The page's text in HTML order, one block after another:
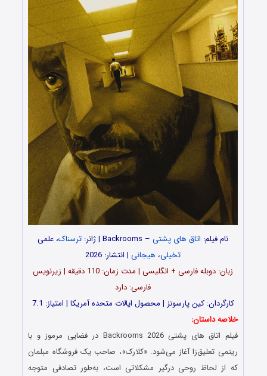
نام فیلم: اتاق های پشتی – Backrooms | ژانر: ترسناک، علمی
تخیلی، هیجانی | انتشار: 2026
زبان: دوبله فارسی + انگلیسی | مدت زمان: 110 دقیقه | زیرنویس
فارسی: دارد
کارگردان: کین پارسونز | محصول ایالات متحده آمریکا | امتیاز: 7.1
خلاصه داستان:
فیلم اتاق های پشتی Backrooms 2026 در فضایی مرموز و با
ریتمی تعلیق‌زا آغاز می‌شود. «کلارک»، صاحب یک فروشگاه مبلمان
که از لحاظ روحی درگیر مشکلاتی است، به‌طور تصادفی متوجه